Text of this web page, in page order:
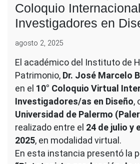
Coloquio
Investigadores en
agosto 2, 2025
El académico del Instituto de
Patrimonio, Dr. José Marcelo
en el 10° Coloquio Virtual
Investigadores/as en Diseño,
Universidad de Palermo
realizado entre el 24 de julio y
2025, en modalidad virtual.
En esta instancia presentó la